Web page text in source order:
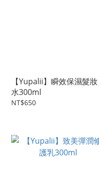
【Yupalii】瞬效保濕髮妝
水300ml
NT$650